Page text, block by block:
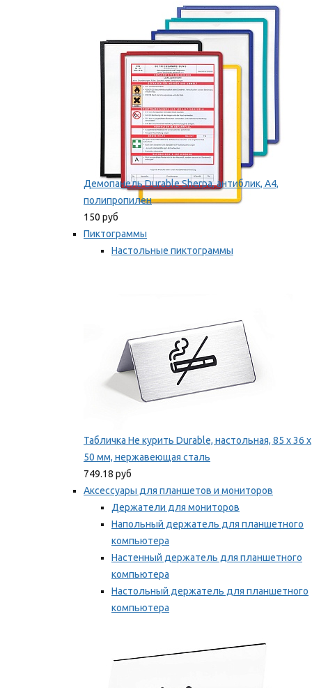
оборудование
Мы рекомендуем
Демопанель Durable Sherpa, антиблик, А4,
полипропилен
150 руб
Пиктограммы
Настольные пиктограммы
Табличка Не курить Durable, настольная, 85 x 36 x
50 мм, нержавеющая сталь
749.18 руб
Аксессуары для планшетов и мониторов
Держатели для мониторов
Напольный держатель для планшетного
компьютера
Настенный держатель для планшетного
компьютера
Настольный держатель для планшетного
компьютера